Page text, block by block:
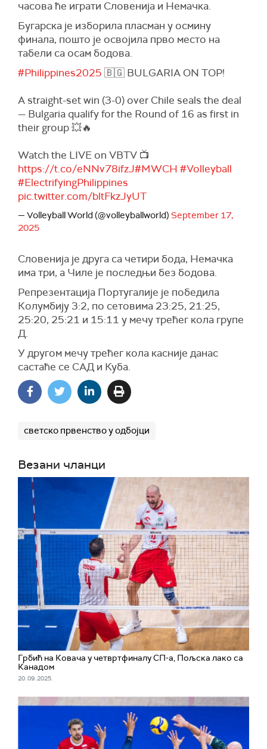
часова ће играти Словенија и Немачка.
Бугарска је изборила пласман у осмину
финала, пошто је освојила прво место на
табели са осам бодова.
#Philippines2025 🇧🇬 BULGARIA ON TOP!
A straight-set win (3-0) over Chile seals the deal
— Bulgaria qualify for the Round of 16 as first in
their group 💥🔥
Watch the LIVE on VBTV 📺
https://t.co/eNNv78ifzJ#MWCH #Volleyball
#ElectrifyingPhilippines
pic.twitter.com/bltFkzJyUT
— Volleyball World (@volleyballworld) September 17,
2025
Словенија је друга са четири бода, Немачка
има три, а Чиле је последњи без бодова.
Репрезентација Португалије је победила
Колумбију 3:2, по сетовима 23:25, 21:25,
25:20, 25:21 и 15:11 у мечу трећег кола групе
Д.
У другом мечу трећег кола касније данас
састаће се САД и Куба.
светско првенство у одбојци
Везани чланци
Грбић на Ковача у четвртфиналу СП-а, Пољска лако са
Канадом
20. 09. 2025.